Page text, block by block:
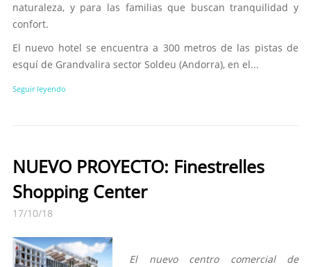
naturaleza, y para las familias que buscan tranquilidad y
confort.
El nuevo hotel se encuentra a 300 metros de las pistas de
esquí de Grandvalira sector Soldeu (Andorra), en el...
Seguir leyendo
NUEVO PROYECTO: Finestrelles
Shopping Center
17/10/18
El nuevo centro comercial de